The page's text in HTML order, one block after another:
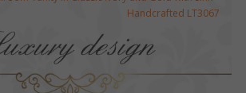
Handcrafted LT3067